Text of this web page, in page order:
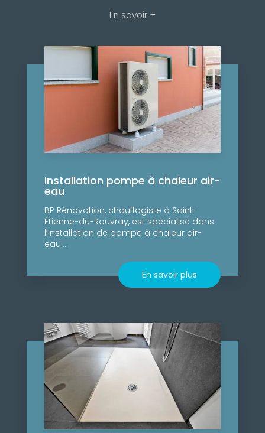
En savoir +
Installation pompe à chaleur air-
eau
BP Rénovation, chauffagiste à Saint-
Étienne-du-Rouvray, est spécialisé dans
l’installation de pompe à chaleur air-
eau....
En savoir plus